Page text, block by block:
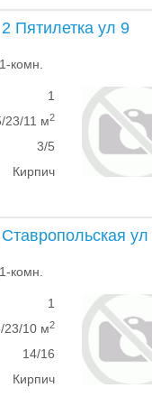
Пятилетка ул 9
комн.
1
23/11 м2
3/5
Кирпич
комн.
1
23/10 м2
14/16
Кирпич